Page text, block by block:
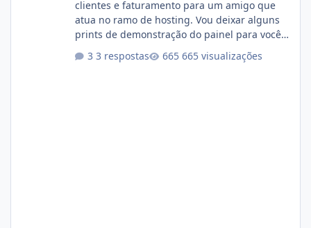
clientes e faturamento para um amigo que
atua no ramo de hosting. Vou deixar alguns
prints de demonstração do painel para vocês
com cerca de 80% concluído e conta com
3 respostas 665 visualizações